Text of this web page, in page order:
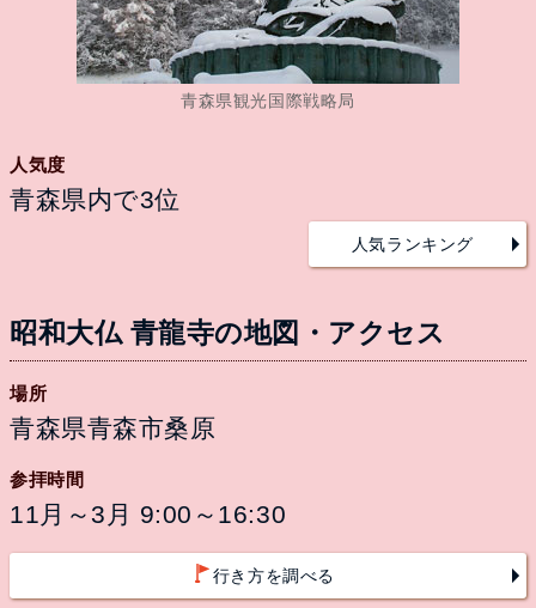
青森県観光国際戦略局
人気度
青森県内で3位
人気ランキング
昭和大仏 青龍寺の地図・アクセス
場所
青森県青森市桑原
参拝時間
11月～3月 9:00～16:30
行き方を調べる